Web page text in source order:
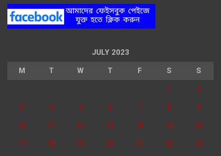
JULY 2023
M T W T F S S
1 2
3 4 5 6 7 8 9
10 11 12 13 14 15 16
17 18 19 20 21 22 23